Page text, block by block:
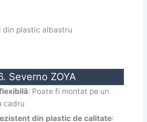
Severno ZOYA
: Poate fi montat pe un
cadru
din plastic de calitate: